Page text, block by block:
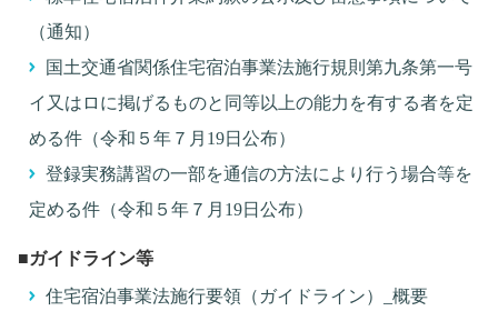
（通知）
国土交通省関係住宅宿泊事業法施行規則第九条第一号
イ又はロに掲げるものと同等以上の能力を有する者を定
める件（令和５年７月19日公布）
登録実務講習の一部を通信の方法により行う場合等を
定める件（令和５年７月19日公布）
■ガイドライン等
住宅宿泊事業法施行要領（ガイドライン）_概要